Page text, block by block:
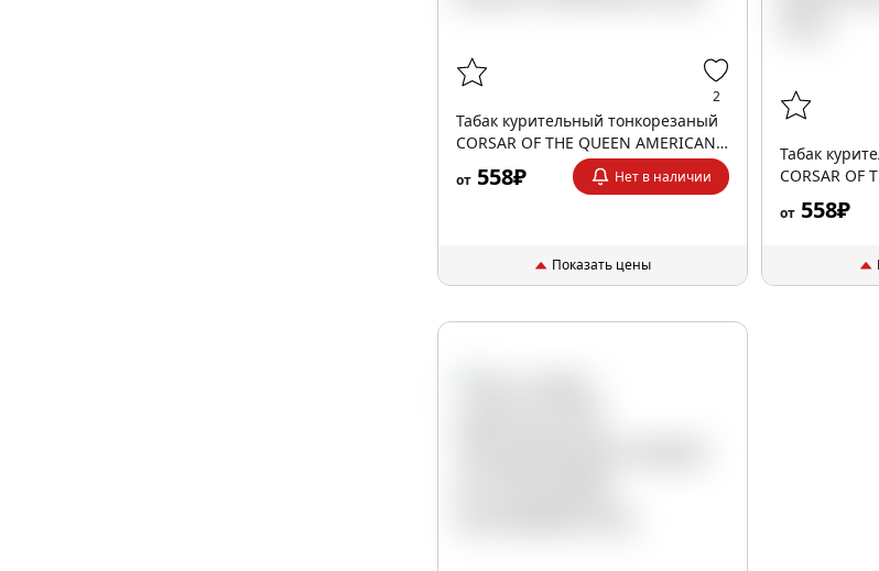
2
Табак курительный тонкорезаный
CORSAR OF THE QUEEN AMERICAN
BLEND TENNESSEE 35гр
от 558₽ Нет в наличии
Показать цены
Табак
CORSAR OF
BLEND
от 558₽